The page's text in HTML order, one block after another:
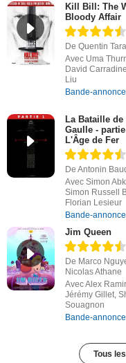
Kill Bill: The
Bloody Affair
De Quentin
Avec Uma
David
Liu
Bande-annonce
La Bataille de
Gaulle -
L'Âge de Fer
De Antonin
Avec Simon
Simon Russell
Florian Lesieur
Bande-annonce
Jim Queen
De Marco
Nicolas Athane
Avec Alex
Jérémy Gillet,
Souagnon
Bande-annonce
Tous